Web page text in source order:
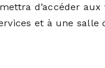
d’accéder aux
et à une salle